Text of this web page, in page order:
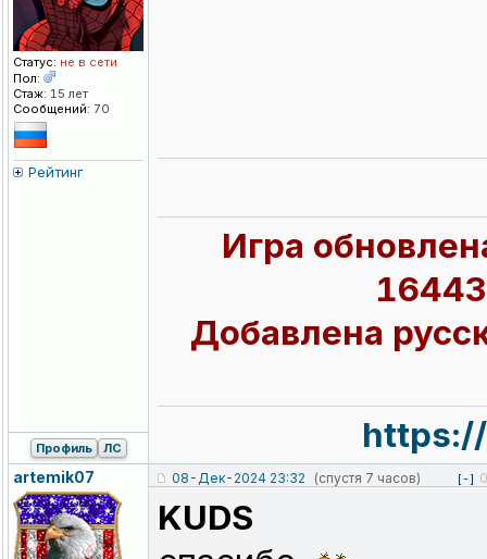
Статус: не в сети
Пол:
Стаж: 15 лет
Сообщений: 70
Рейтинг
Игра
Добавлена
Профиль ЛС
artemik07 08-Дек-2024 23:32 (спустя 7 часов) [-] 0
KUDS